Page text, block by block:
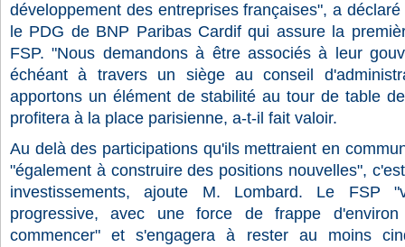
développement des entreprises françaises", a
le PDG de BNP Paribas Cardif qui assure la
FSP. "Nous demandons à être associés à leur
échéant à travers un siège au conseil
apportons un élément de stabilité au tour de table
profitera à la place parisienne, a-t-il fait valoir.
Au delà des participations qu'ils mettraient en
"également à construire des positions nouvelles",
investissements, ajoute M. Lombard. Le FSP
progressive, avec une force de frappe
commencer" et s'engagera à rester au moins